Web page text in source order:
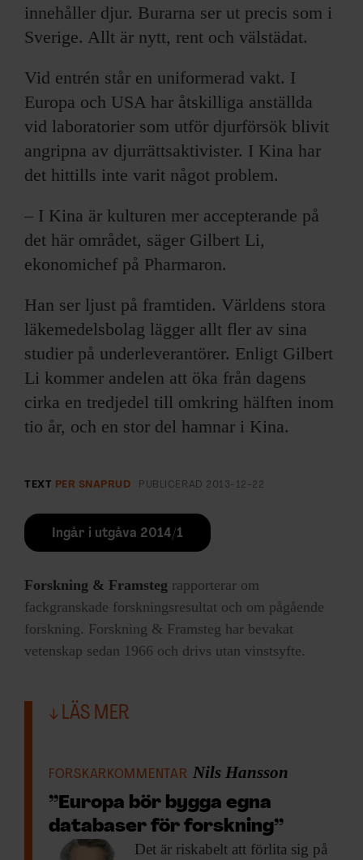
innehåller djur. Burarna ser ut precis som i
Sverige. Allt är nytt, rent och välstädat.
Vid entrén står en uniformerad vakt. I
Europa och USA har åtskilliga anställda
vid laboratorier som utför djurförsök blivit
angripna av djurrättsaktivister. I Kina har
det hittills inte varit något problem.
– I Kina är kulturen mer accepterande på
det här området, säger Gilbert Li,
ekonomichef på Pharmaron.
Han ser ljust på framtiden. Världens stora
läkemedelsbolag lägger allt fler av sina
studier på underleverantörer. Enligt Gilbert
Li kommer andelen att öka från dagens
cirka en tredjedel till omkring hälften inom
tio år, och en stor del hamnar i Kina.
TEXT PER SNAPRUD PUBLICERAD 2013-12-22
Ingår i utgåva 2014/1
Forskning & Framsteg rapporterar om
fackgranskade forskningsresultat och om pågående
forskning. Forskning & Framsteg har bevakat
vetenskap sedan 1966 och drivs utan vinstsyfte.
LÄS MER
FORSKARKOMMENTAR Nils Hansson
”Europa bör bygga egna
databaser för forskning”
Det är riskabelt att förlita sig på